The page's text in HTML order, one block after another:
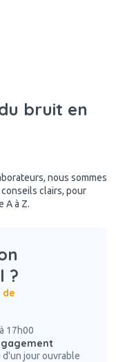
bruit en
nous sommes
clairs, pour
A à Z.
?
de
17h00
d'un jour ouvrable